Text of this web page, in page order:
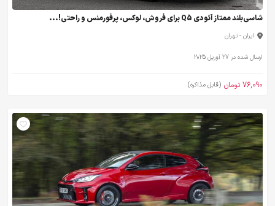
شاسی‌بلند ممتاز آئودی Q5 برای فروش، لوکس، پرفورمنس و راحتی!...
ایران - تهران
ارسال شده در 27 آوریل 2025
76,090 تومان (قابل مذاکره)